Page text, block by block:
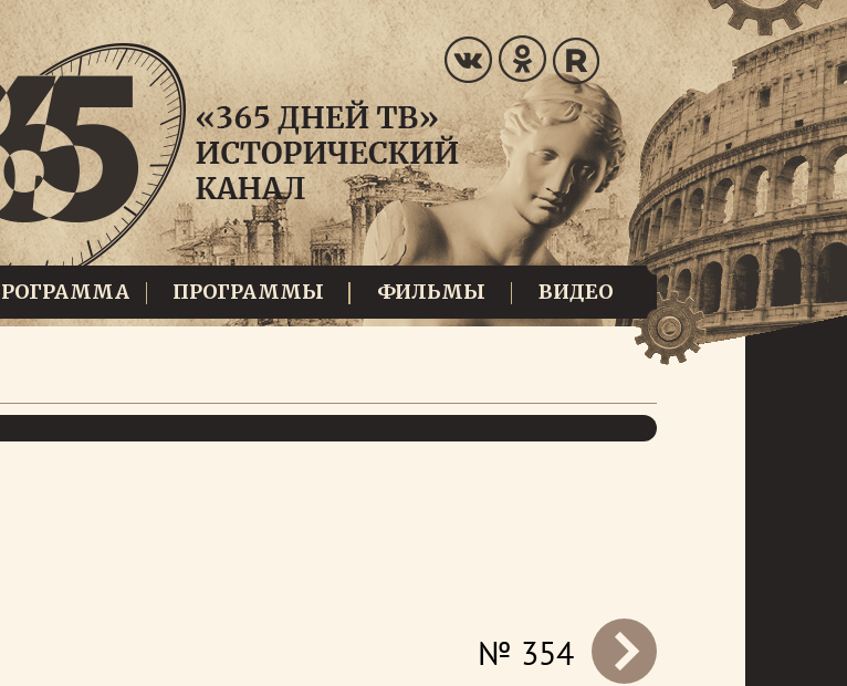
ПРОГРАММЫ ФИЛЬМЫ ВИДЕО
prev
№ 354